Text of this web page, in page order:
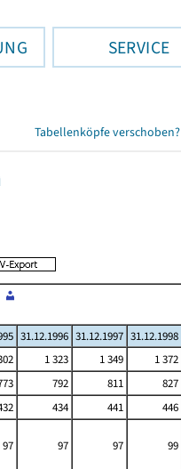
SERVICE
Tabellenköpfe verschoben?
31.12.1996 31.12.1997 31.12.1998
1 323 1 349 1 372
792 811 827
434 441 446
97 97 97 99